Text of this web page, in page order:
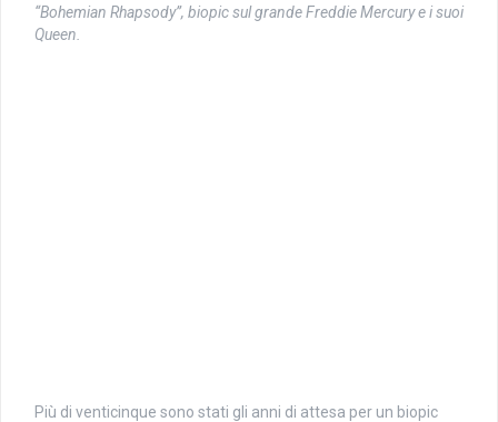
“Bohemian Rhapsody”, biopic sul grande Freddie Mercury e i suoi
Queen.
Più di venticinque sono stati gli anni di attesa per un biopic